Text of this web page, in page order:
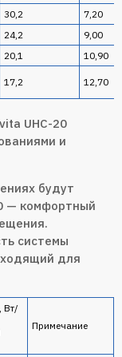
30,2
7,20
24,2
9,00
20,1 10,90
17,2 12,70
UHC-20
и
будут
— комфортный
системы
для
Вт/
Примечание